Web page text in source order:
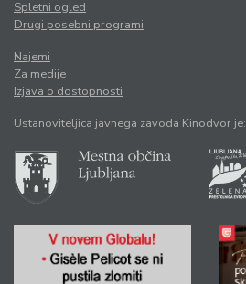
Spletni ogled
Drugi posebni programi
Najemi
Za medije
Izjava o dostopnosti
Ustanoviteljica javnega zavoda Kinodvor je: